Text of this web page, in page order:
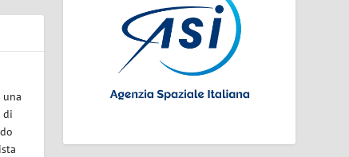
una
di